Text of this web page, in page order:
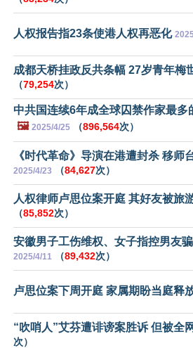
人权报告指23条使港人权再恶化
成都天桥挂政反共条幅 27岁青年梅
（79,254次）
中共国连续6年成全球囚禁作家最多
🖼️ 2025/4/25 （896,564次）
《时代革命》导演在港遭封杀 移师
2025/4/23 （84,627次）
人权律师卢思位案开庭 其好友被旅
（85,852次）
安徽男子工伤维权、女子指控男友
2025/4/11 （89,432次）
卢思位案下周开庭 家属期盼当庭释
“吹哨人”艾芬遭诽谤案胜诉 但被全
次）